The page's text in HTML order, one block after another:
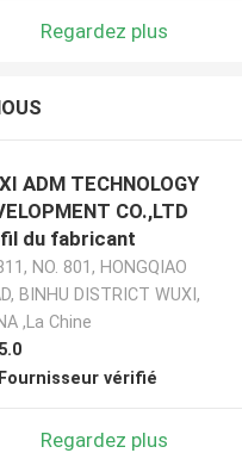
Regardez plus
ADM TECHNOLOGY
CO.,LTD
du fabricant
NO. 801, HONGQIAO
BINHU DISTRICT WUXI,
,La Chine
5.0
Fournisseur vérifié
Regardez plus